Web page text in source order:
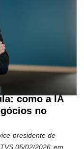
como a IA
no
presidente de
05/02/2026 em